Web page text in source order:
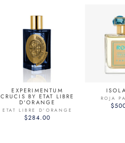
EXPERIMENTUM
CRUCIS BY ETAT LIBRE
D'ORANGE
ETAT LIBRE D'ORANGE
$284.00
ROJA